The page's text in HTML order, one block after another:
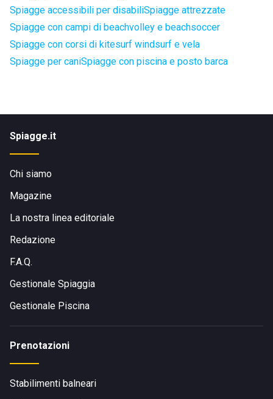
Spiagge accessibili per disabiliSpiagge attrezzate
Spiagge con campi di beachvolley e beachsoccer
Spiagge con corsi di kitesurf windsurf e vela
Spiagge per caniSpiagge con piscina e posto barca
Spiagge.it
Chi siamo
Magazine
La nostra linea editoriale
Redazione
F.A.Q.
Gestionale Spiaggia
Gestionale Piscina
Prenotazioni
Stabilimenti balneari